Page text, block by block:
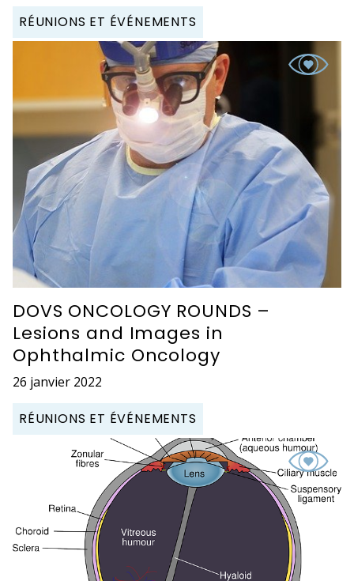
RÉUNIONS ET ÉVÉNEMENTS
DOVS ONCOLOGY ROUNDS –
Lesions and Images in
Ophthalmic Oncology
26 janvier 2022
RÉUNIONS ET ÉVÉNEMENTS